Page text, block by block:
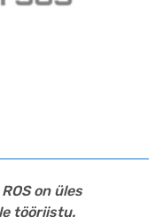
on üles
tööriistu.